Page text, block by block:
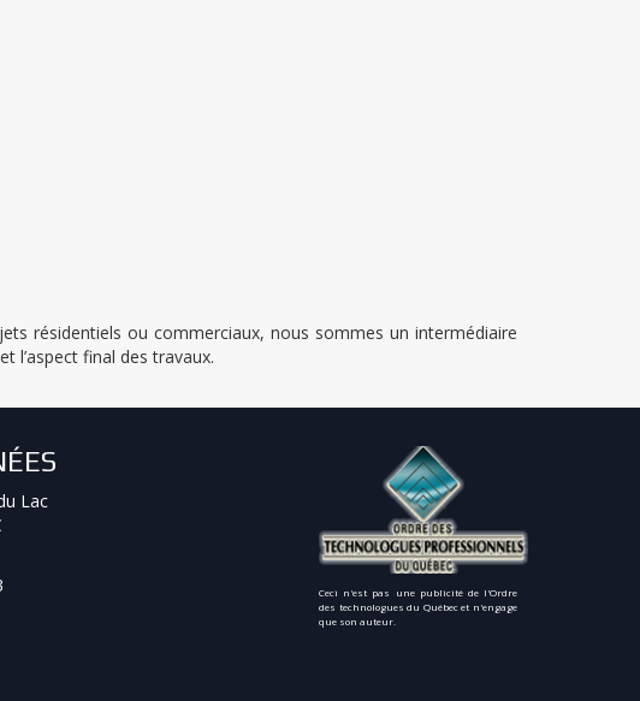
résidentiels ou commerciaux, nous sommes un intermédiaire
l’aspect final des travaux.
Lac
Ceci n'est pas une publicité de l'Ordre
des technologues du Québec et n'engage
que son auteur.